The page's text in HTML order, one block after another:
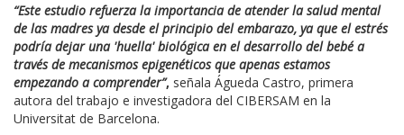
“Este estudio refuerza la importancia de atender la salud mental
de las madres ya desde el principio del embarazo, ya que el estrés
podría dejar una 'huella' biológica en el desarrollo del bebé a
través de mecanismos epigenéticos que apenas estamos
empezando a comprender”, señala Águeda Castro, primera
autora del trabajo e investigadora del CIBERSAM en la
Universitat de Barcelona.